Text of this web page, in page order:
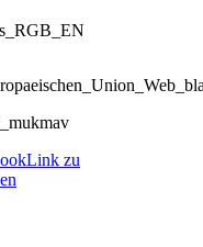
Link zu